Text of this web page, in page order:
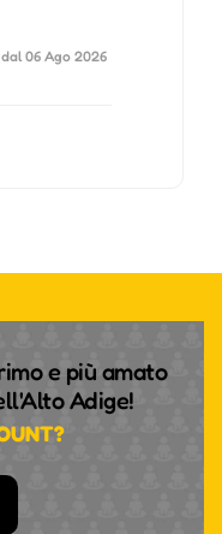
06 Ago 2026
e più amato
Adige!